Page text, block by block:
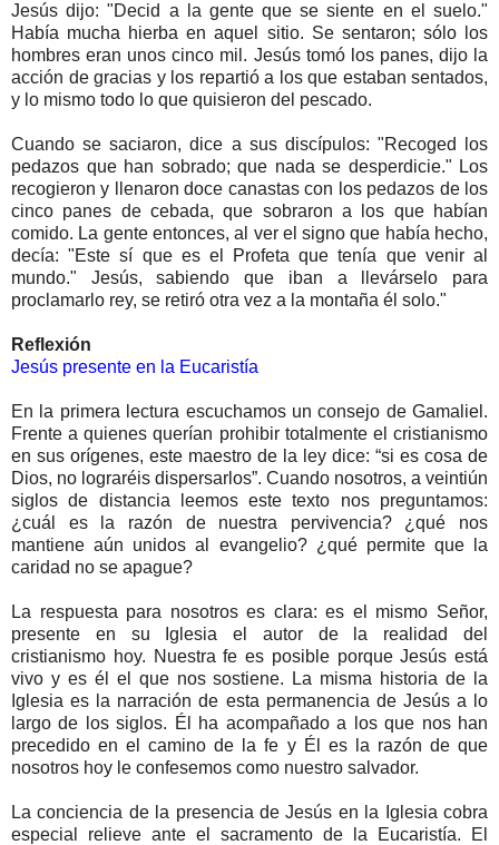
Jesús dijo: "Decid a la gente que se siente en el suelo."
Había mucha hierba en aquel sitio. Se sentaron; sólo los
hombres eran unos cinco mil. Jesús tomó los panes, dijo la
acción de gracias y los repartió a los que estaban sentados,
y lo mismo todo lo que quisieron del pescado.
Cuando se saciaron, dice a sus discípulos: "Recoged los
pedazos que han sobrado; que nada se desperdicie." Los
recogieron y llenaron doce canastas con los pedazos de los
cinco panes de cebada, que sobraron a los que habían
comido. La gente entonces, al ver el signo que había hecho,
decía: "Este sí que es el Profeta que tenía que venir al
mundo." Jesús, sabiendo que iban a llevárselo para
proclamarlo rey, se retiró otra vez a la montaña él solo."
Reflexión
Jesús presente en la Eucaristía
En la primera lectura escuchamos un consejo de Gamaliel.
Frente a quienes querían prohibir totalmente el cristianismo
en sus orígenes, este maestro de la ley dice: “si es cosa de
Dios, no lograréis dispersarlos”. Cuando nosotros, a veintiún
siglos de distancia leemos este texto nos preguntamos:
¿cuál es la razón de nuestra pervivencia? ¿qué nos
mantiene aún unidos al evangelio? ¿qué permite que la
caridad no se apague?
La respuesta para nosotros es clara: es el mismo Señor,
presente en su Iglesia el autor de la realidad del
cristianismo hoy. Nuestra fe es posible porque Jesús está
vivo y es él el que nos sostiene. La misma historia de la
Iglesia es la narración de esta permanencia de Jesús a lo
largo de los siglos. Él ha acompañado a los que nos han
precedido en el camino de la fe y Él es la razón de que
nosotros hoy le confesemos como nuestro salvador.
La conciencia de la presencia de Jesús en la Iglesia cobra
especial relieve ante el sacramento de la Eucaristía. El